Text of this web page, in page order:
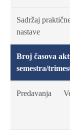
Sadržaj
nastave
Broj časova
semestra/
Predavanja